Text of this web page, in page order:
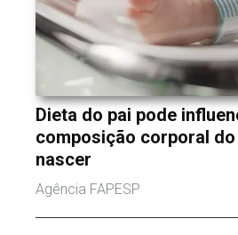
Dieta do pai pode
composição corporal do
nascer
Agência FAPESP